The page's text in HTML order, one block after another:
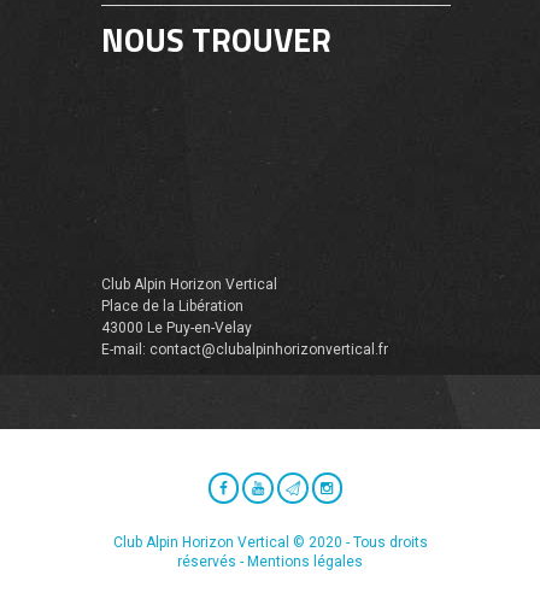
NOUS TROUVER
Club Alpin Horizon Vertical
Place de la Libération
43000 Le Puy-en-Velay
E-mail: contact@clubalpinhorizonvertical.fr
Club Alpin Horizon Vertical © 2020 - Tous droits
réservés - Mentions légales